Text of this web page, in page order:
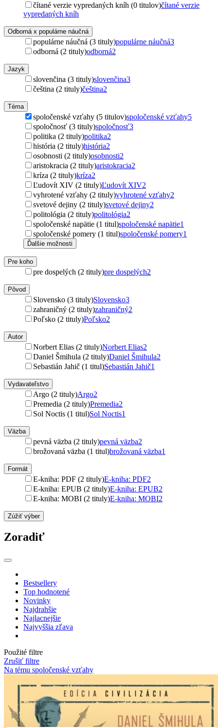
čítané verzie vypredaných kníh (0 titulov)čítané verzie
vypredaných kníh
Odborná x populárne náučná
populárne náučná (3 tituly)populárne náučná3
odborná (2 tituly)odborná2
Jazyk
slovenčina (3 tituly)slovenčina3
čeština (2 tituly)čeština2
Téma
spoločenské vzťahy (5 titulov)spoločenské vzťahy5
spoločnosť (3 tituly)spoločnosť3
politika (2 tituly)politika2
história (2 tituly)história2
osobnosti (2 tituly)osobnosti2
aristokracia (2 tituly)aristokracia2
kríza (2 tituly)kríza2
Ľudovít XIV (2 tituly)Ľudovít XIV2
vyhrotené vzťahy (2 tituly)vyhrotené vzťahy2
svetové dejiny (2 tituly)svetové dejiny2
politológia (2 tituly)politológia2
spoločenské napätie (1 titul)spoločenské napätie1
spoločenské pomery (1 titul)spoločenské pomery1
Ďalšie možnosti
Pre koho
pre dospelých (2 tituly)pre dospelých2
Pôvod
Slovensko (3 tituly)Slovensko3
zahraničný (2 tituly)zahraničný2
Poľsko (2 tituly)Poľsko2
Autor
Norbert Elias (2 tituly)Norbert Elias2
Daniel Šmihula (2 tituly)Daniel Šmihula2
Sebastián Jahič (1 titul)Sebastián Jahič1
Vydavateľstvo
Argo (2 tituly)Argo2
Premedia (2 tituly)Premedia2
Sol Noctis (1 titul)Sol Noctis1
Väzba
pevná väzba (2 tituly)pevná väzba2
brožovaná väzba (1 titul)brožovaná väzba1
Formát
E-kniha: PDF (2 tituly)E-kniha: PDF2
E-kniha: EPUB (2 tituly)E-kniha: EPUB2
E-kniha: MOBI (2 tituly)E-kniha: MOBI2
Zúžiť výber
Zoradiť
Bestsellery
Top hodnotené
Novinky
Najdrahšie
Najlacnejšie
Najvyššia zľava
Použité filtre
Zrušiť filtre
Na tému spoločenské vzťahy